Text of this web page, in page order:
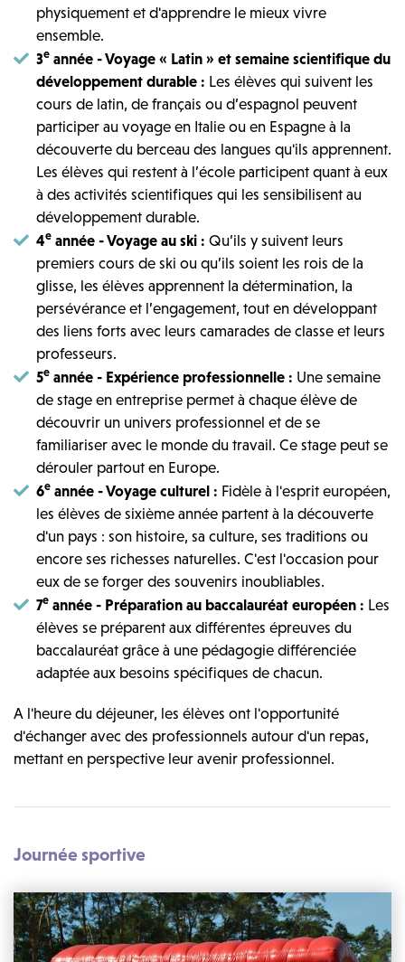
physiquement et d'apprendre le mieux vivre
ensemble.
3e année - Voyage « Latin » et semaine scientifique du
développement durable : Les élèves qui suivent les
cours de latin, de français ou d’espagnol peuvent
participer au voyage en Italie ou en Espagne à la
découverte du berceau des langues qu'ils apprennent.
Les élèves qui restent à l’école participent quant à eux
à des activités scientifiques qui les sensibilisent au
développement durable.
4e année - Voyage au ski : Qu’ils y suivent leurs
premiers cours de ski ou qu’ils soient les rois de la
glisse, les élèves apprennent la détermination, la
persévérance et l’engagement, tout en développant
des liens forts avec leurs camarades de classe et leurs
professeurs.
5e année - Expérience professionnelle : Une semaine
de stage en entreprise permet à chaque élève de
découvrir un univers professionnel et de se
familiariser avec le monde du travail. Ce stage peut se
dérouler partout en Europe.
6e année - Voyage culturel : Fidèle à l'esprit européen,
les élèves de sixième année partent à la découverte
d'un pays : son histoire, sa culture, ses traditions ou
encore ses richesses naturelles. C'est l'occasion pour
eux de se forger des souvenirs inoubliables.
7e année - Préparation au baccalauréat européen : Les
élèves se préparent aux différentes épreuves du
baccalauréat grâce à une pédagogie différenciée
adaptée aux besoins spécifiques de chacun.
A l'heure du déjeuner, les élèves ont l'opportunité
d'échanger avec des professionnels autour d'un repas,
mettant en perspective leur avenir professionnel.
Journée sportive